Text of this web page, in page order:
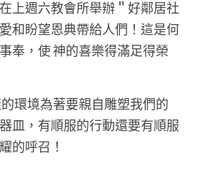
上週六教會所舉辦＂好鄰居社
和盼望恩典帶給人們！這是何
奉，使 神的喜樂得滿足得榮
環境為著要親自雕塑我們的
皿，有順服的行動還要有順服
的呼召！